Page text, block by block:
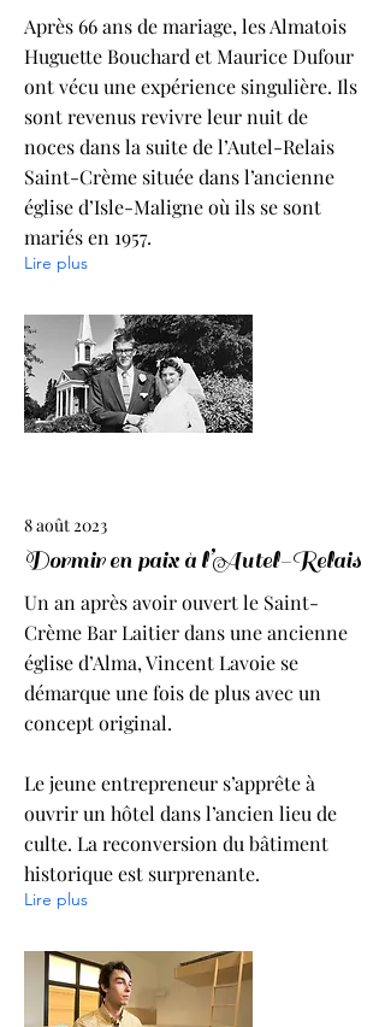
Après 66 ans de mariage, les Almatois
Huguette Bouchard et Maurice Dufour
ont vécu une expérience singulière. Ils
sont revenus revivre leur nuit de
noces dans la suite de l’Autel-Relais
Saint-Crème située dans l’ancienne
église d’Isle-Maligne où ils se sont
mariés en 1957.
Lire plus
8 août 2023
Dormir en paix à l’Autel-Relais
Un an après avoir ouvert le Saint-
Crème Bar Laitier dans une ancienne
église d’Alma, Vincent Lavoie se
démarque une fois de plus avec un
concept original.
Le jeune entrepreneur s’apprête à
ouvrir un hôtel dans l’ancien lieu de
culte. La reconversion du bâtiment
historique est surprenante.
Lire plus